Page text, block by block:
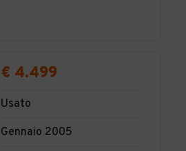
€ 4.499
Usato
Gennaio 2005